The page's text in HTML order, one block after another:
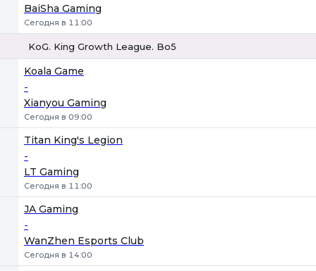
BaiSha Gaming
Сегодня в 11:00
KoG. King Growth League. Bo5
Koala Game
-
Xianyou Gaming
Сегодня в 09:00
Titan King's Legion
-
LT Gaming
Сегодня в 11:00
JA Gaming
-
WanZhen Esports Club
Сегодня в 14:00